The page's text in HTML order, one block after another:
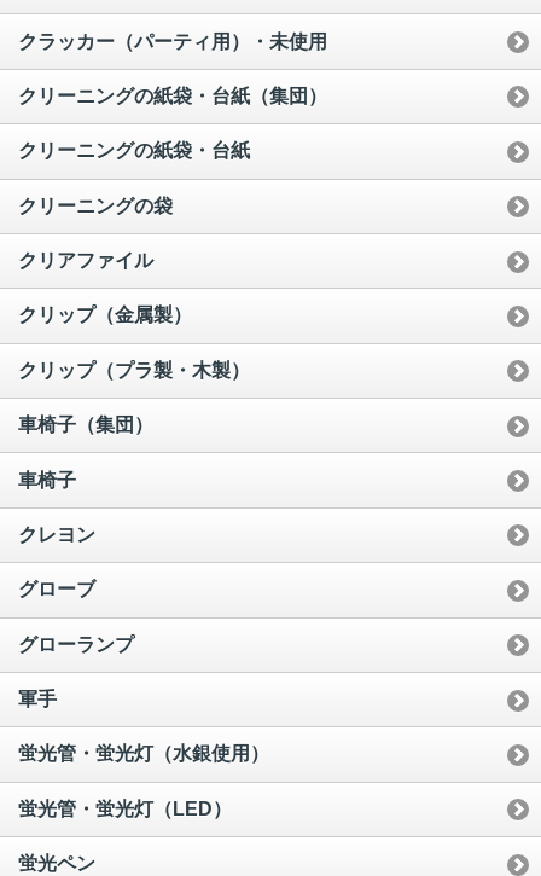
クラッカー（パーティ用）・未使用
クリーニングの紙袋・台紙（集団）
クリーニングの紙袋・台紙
クリーニングの袋
クリアファイル
クリップ（金属製）
クリップ（プラ製・木製）
車椅子（集団）
車椅子
クレヨン
グローブ
グローランプ
軍手
蛍光管・蛍光灯（水銀使用）
蛍光管・蛍光灯（LED）
蛍光ペン